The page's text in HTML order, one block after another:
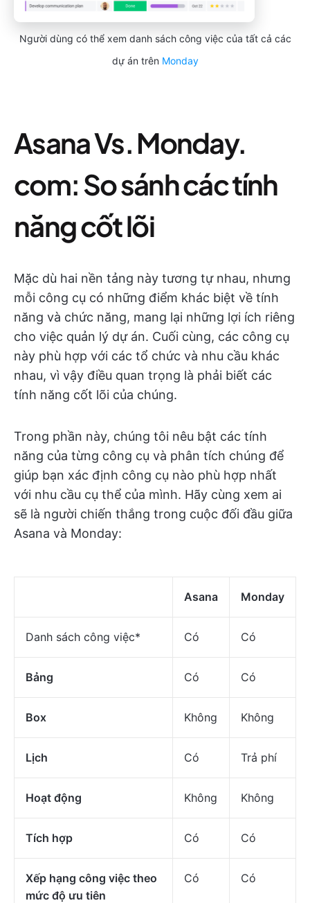
Người dùng có thể xem danh sách công việc của tất cả các
dự án trên Monday
Asana Vs. Monday.
com: So sánh các tính
năng cốt lõi
Mặc dù hai nền tảng này tương tự nhau, nhưng
mỗi công cụ có những điểm khác biệt về tính
năng và chức năng, mang lại những lợi ích riêng
cho việc quản lý dự án. Cuối cùng, các công cụ
này phù hợp với các tổ chức và nhu cầu khác
nhau, vì vậy điều quan trọng là phải biết các
tính năng cốt lõi của chúng.
Trong phần này, chúng tôi nêu bật các tính
năng của từng công cụ và phân tích chúng để
giúp bạn xác định công cụ nào phù hợp nhất
với nhu cầu cụ thể của mình. Hãy cùng xem ai
sẽ là người chiến thắng trong cuộc đối đầu giữa
Asana và Monday:
Asana Monday
Danh sách công việc* Có Có
Bảng Có Có
Box Không Không
Lịch Có Trả phí
Hoạt động Không Không
Tích hợp Có Có
Xếp hạng công việc theo
mức độ ưu tiên
Có Có